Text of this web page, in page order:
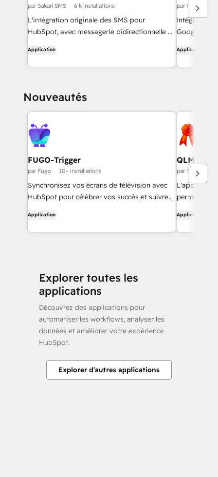
par Sakari SMS 6 k installations
L'intégration originale des SMS pour
HubSpot, avec messagerie bidirectionnelle et
Application
par HubSpot
Intégrez les
Google aux
Application
Nouveautés
FUGO-Trigger
par Fugo 10+ installations
Synchronisez vos écrans de télévision avec
HubSpot pour célébrer vos succès et suivre
Application
QLM CRM
par Soraco
permet de
depuis
Card ». Elle
Application
Explorer toutes les
applications
Découvrez des applications pour
automatiser les workflows, analyser les
données et améliorer votre expérience
HubSpot.
Explorer d'autres applications